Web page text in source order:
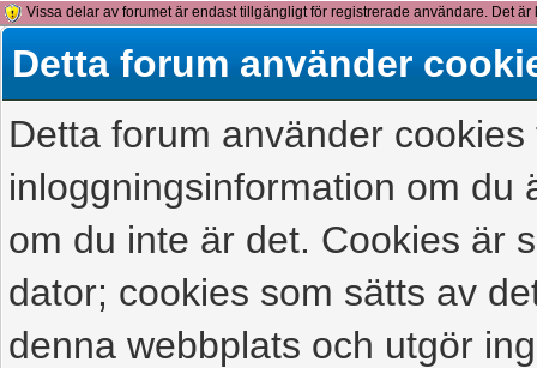
Vissa delar av forumet är endast tillgängligt för registrerade användare. Det
detta meddelande.
Detta forum använder
Detta forum använder
inloggningsinformation om du
om du inte är det. Cookies är
dator; cookies som sätts av
denna webbplats och utgör